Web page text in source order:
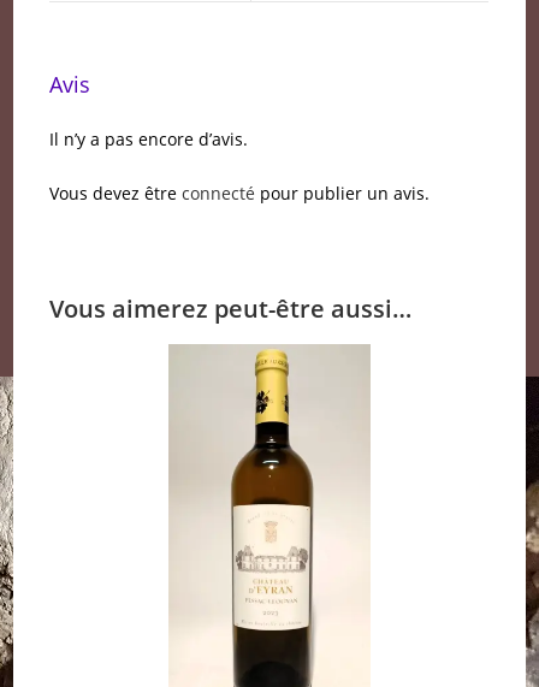
Avis
Il n’y a pas encore d’avis.
Vous devez êtreconnecté pour publier un avis.
Vous aimerez peut-être aussi…